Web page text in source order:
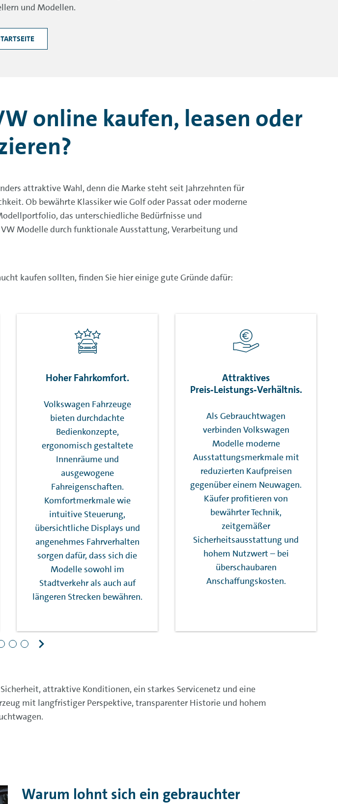
und Modellen.
online kaufen, leasen oder
attraktive Wahl, denn die Marke steht seit Jahrzehnten für
Ob bewährte Klassiker wie Golf oder Passat oder moderne
das unterschiedliche Bedürfnisse und
Modelle durch funktionale Ausstattung, Verarbeitung und
kaufen sollten, finden Sie hier einige gute Gründe dafür:
Hoher Fahrkomfort.
Volkswagen Fahrzeuge
bieten durchdachte
Bedienkonzepte,
ergonomisch gestaltete
Innenräume und
ausgewogene
Fahreigenschaften.
Komfortmerkmale wie
intuitive Steuerung,
übersichtliche Displays und
angenehmes Fahrverhalten
sorgen dafür, dass sich die
Modelle sowohl im
Stadtverkehr als auch auf
längeren Strecken bewähren.
Attraktives
Preis‑Leistungs‑Verhältnis.
Als Gebrauchtwagen
verbinden Volkswagen
Modelle moderne
Ausstattungsmerkmale mit
reduzierten Kaufpreisen
gegenüber einem Neuwagen.
Käufer profitieren von
bewährter Technik,
zeitgemäßer
Sicherheitsausstattung und
hohem Nutzwert – bei
überschaubaren
Anschaffungskosten.
attraktive Konditionen, ein starkes Servicenetz und eine
mit langfristiger Perspektive, transparenter Historie und hohem
Warum lohnt sich ein gebrauchter